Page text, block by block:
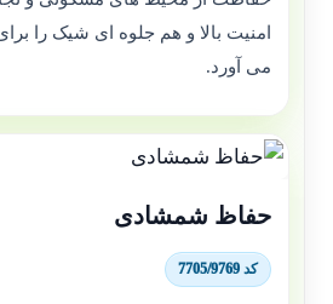
امنیت بالا و هم جلوه ای شیک را
می آورد.
حفاظ شمشادی
کد 7705/9769